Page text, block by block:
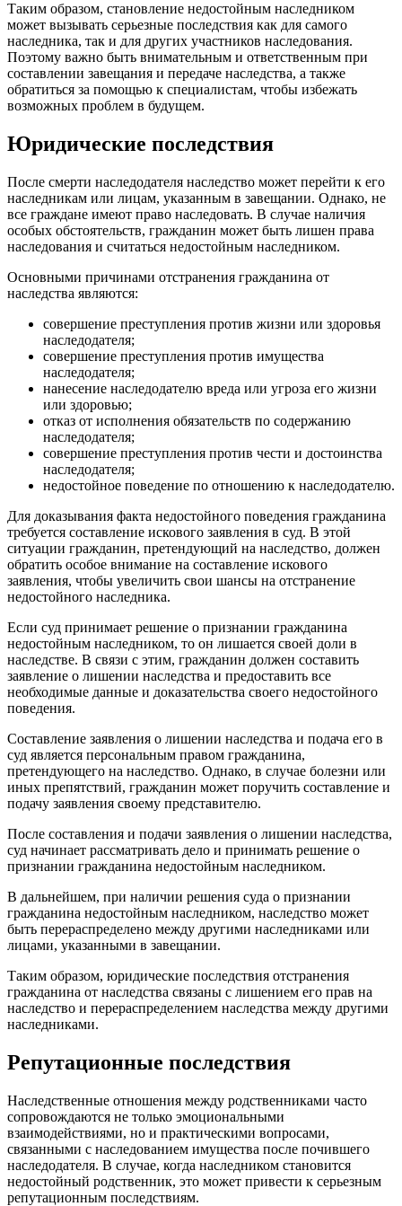
Таким образом, становление недостойным наследником
может вызывать серьезные последствия как для самого
наследника, так и для других участников наследования.
Поэтому важно быть внимательным и ответственным при
составлении завещания и передаче наследства, а также
обратиться за помощью к специалистам, чтобы избежать
возможных проблем в будущем.
Юридические последствия
После смерти наследодателя наследство может перейти к его
наследникам или лицам, указанным в завещании. Однако, не
все граждане имеют право наследовать. В случае наличия
особых обстоятельств, гражданин может быть лишен права
наследования и считаться недостойным наследником.
Основными причинами отстранения гражданина от
наследства являются:
совершение преступления против жизни или здоровья
наследодателя;
совершение преступления против имущества
наследодателя;
нанесение наследодателю вреда или угроза его жизни
или здоровью;
отказ от исполнения обязательств по содержанию
наследодателя;
совершение преступления против чести и достоинства
наследодателя;
недостойное поведение по отношению к наследодателю.
Для доказывания факта недостойного поведения гражданина
требуется составление искового заявления в суд. В этой
ситуации гражданин, претендующий на наследство, должен
обратить особое внимание на составление искового
заявления, чтобы увеличить свои шансы на отстранение
недостойного наследника.
Если суд принимает решение о признании гражданина
недостойным наследником, то он лишается своей доли в
наследстве. В связи с этим, гражданин должен составить
заявление о лишении наследства и предоставить все
необходимые данные и доказательства своего недостойного
поведения.
Составление заявления о лишении наследства и подача его в
суд является персональным правом гражданина,
претендующего на наследство. Однако, в случае болезни или
иных препятствий, гражданин может поручить составление и
подачу заявления своему представителю.
После составления и подачи заявления о лишении наследства,
суд начинает рассматривать дело и принимать решение о
признании гражданина недостойным наследником.
В дальнейшем, при наличии решения суда о признании
гражданина недостойным наследником, наследство может
быть перераспределено между другими наследниками или
лицами, указанными в завещании.
Таким образом, юридические последствия отстранения
гражданина от наследства связаны с лишением его прав на
наследство и перераспределением наследства между другими
наследниками.
Репутационные последствия
Наследственные отношения между родственниками часто
сопровождаются не только эмоциональными
взаимодействиями, но и практическими вопросами,
связанными с наследованием имущества после почившего
наследодателя. В случае, когда наследником становится
недостойный родственник, это может привести к серьезным
репутационным последствиям.